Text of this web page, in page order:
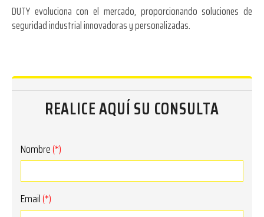
DUTY evoluciona con el mercado, proporcionando soluciones de
seguridad industrial innovadoras y personalizadas.
REALICE AQUÍ SU CONSULTA
Nombre(*)
Email(*)